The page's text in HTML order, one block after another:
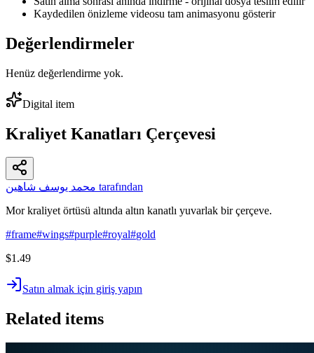
Kaydedilen önizleme videosu tam animasyonu gösterir
Değerlendirmeler
Henüz değerlendirme yok.
Digital item
Kraliyet Kanatları Çerçevesi
محمد يوسف شاهين tarafından
Mor kraliyet örtüsü altında altın kanatlı yuvarlak bir çerçeve.
#frame#wings#purple#royal#gold
$1.49
Satın almak için giriş yapın
Related items